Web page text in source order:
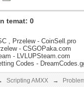
temat: 0
, Przelew - CoinSell.pro
- CSGOPaka.com
- LVLUPSteam.com
Codes -
Scripting AMXX →